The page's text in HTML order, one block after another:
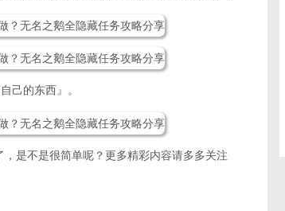
己的东西』。
是不是很简单呢？更多精彩内容请多多关注